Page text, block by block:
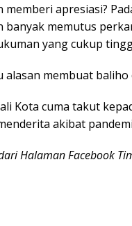
memberi apresiasi?
banyak memutus
yang cukup
alasan membuat
Kota cuma takut
akibat
Halaman Facebook